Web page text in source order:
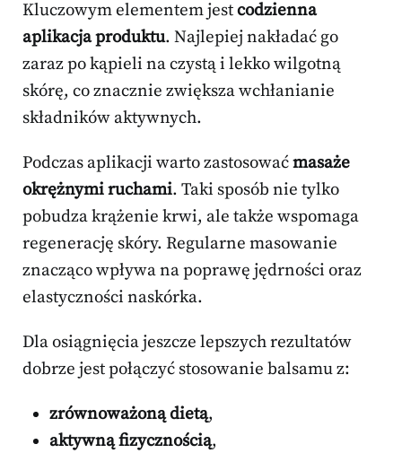
Kluczowym elementem jestcodzienna
aplikacja produktu. Najlepiej nakładać go
zaraz po kąpieli na czystą i lekko wilgotną
skórę, co znacznie zwiększa wchłanianie
składników aktywnych.
Podczas aplikacji warto zastosowaćmasaże
okrężnymi ruchami. Taki sposób nie tylko
pobudza krążenie krwi, ale także wspomaga
regenerację skóry. Regularne masowanie
znacząco wpływa na poprawę jędrności oraz
elastyczności naskórka.
Dla osiągnięcia jeszcze lepszych rezultatów
dobrze jest połączyć stosowanie balsamu z:
zrównoważoną dietą,
aktywną fizycznością,